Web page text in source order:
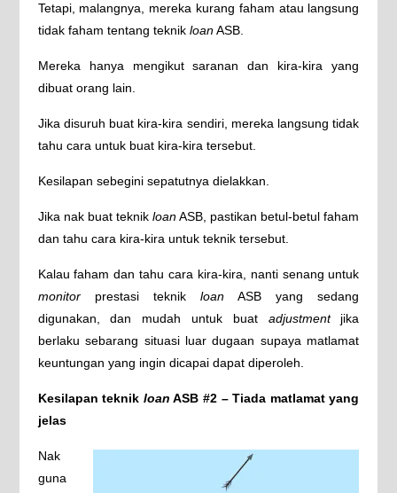
Tetapi, malangnya, mereka kurang faham atau langsung
tidak faham tentang teknik loanASB.
Mereka hanya mengikut saranan dan kira-kira yang
dibuat orang lain.
Jika disuruh buat kira-kira sendiri, mereka langsung tidak
tahu cara untuk buat kira-kira tersebut.
Kesilapan sebegini sepatutnya dielakkan.
Jika nak buat teknik loanASB, pastikan betul-betul faham
dan tahu cara kira-kira untuk teknik tersebut.
Kalau faham dan tahu cara kira-kira, nanti senang untuk
monitorprestasi teknik loan ASB yang sedang
digunakan, dan mudah untuk buat adjustmentjika
berlaku sebarang situasi luar dugaan supaya matlamat
keuntungan yang ingin dicapai dapat diperoleh.
Kesilapan teknik loan ASB #2 – Tiada matlamat yang
jelas
Nak
guna